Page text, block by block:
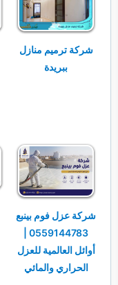
شركة ترميم منازل
ببريدة
شركة عزل فوم بينبع
0559144783 |
أوائل العالمية للعزل
الحراري والمائي